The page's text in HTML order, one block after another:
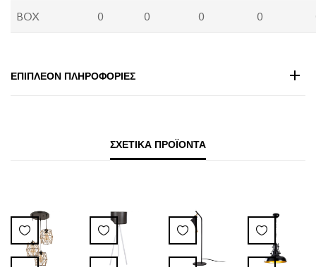
BOX 0 0 0 0
ΕΠΙΠΛΈΟΝ ΠΛΗΡΟΦΟΡΊΕΣ
ΣΧΕΤΙΚΆ ΠΡΟΪΌΝΤΑ